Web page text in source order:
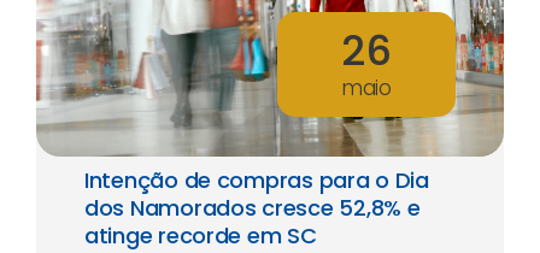
26
maio
Intenção de compras para o Dia
dos Namorados cresce 52,8% e
atinge recorde em SC